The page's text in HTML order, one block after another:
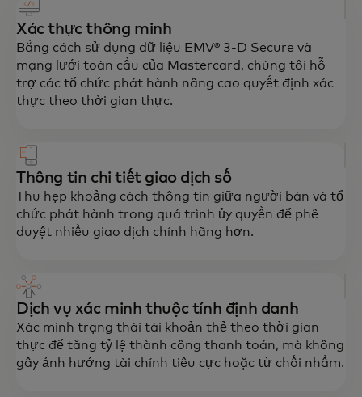
Tạo ra trải nghiệm người dùng an toàn và
liền mạch trong mọi tương tác trong nền
Xác thực thông minh
Bằng cách sử dụng dữ liệu EMV® 3-D Secure và
mạng lưới toàn cầu của Mastercard, chúng tôi hỗ
trợ các tổ chức phát hành nâng cao quyết định xác
thực theo thời gian thực.
Thông tin chi tiết giao dịch số
Thu hẹp khoảng cách thông tin giữa người bán và tổ
chức phát hành trong quá trình ủy quyền để phê
duyệt nhiều giao dịch chính hãng hơn.
Dịch vụ xác minh thuộc tính định danh
Xác minh trạng thái tài khoản thẻ theo thời gian
thực để tăng tỷ lệ thành công thanh toán, mà không
gây ảnh hưởng tài chính tiêu cực hoặc từ chối nhầm.